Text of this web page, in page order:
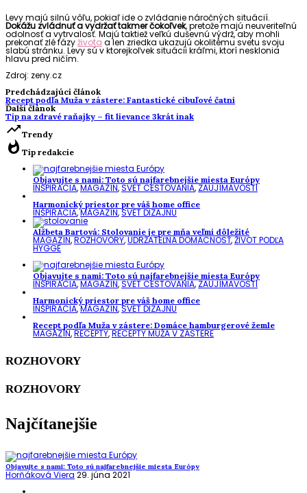
Levy majú silnú vôľu, pokiaľ ide o zvládanie náročných situácií.
Dokážu zvládnuť a vydržať takmer čokoľvek, pretože majú neuveriteľnú
odolnosť a vytrvalosť. Majú taktiež veľkú duševnú výdrž, aby mohli
prekonať zlé fázyživota a len zriedka ukazujú okolitému svetu svoju
slabú stránku. Levy sú v ktorejkoľvek situácii kráľmi, ktorí nesklonia
hlavu pred ničím.
Zdroj: zeny.cz
Predchádzajúci článok
Recept podľa Muža v zástere: Fantastické cibuľové čatní
Ďalší článok
Tip na zdravé raňajky – fit lievance 3krát inak
trending_upTrendy
whatshot Tip redakcie
Objavujte s nami: Toto sú najfarebnejšie miesta Európy
INŠPIRÁCIA,MAGAZÍN,SVET CESTOVANIA,ZAUJÍMAVOSTI
Harmonický priestor pre váš home office
INŠPIRÁCIA,MAGAZÍN,SVET DIZAJNU
Alžbeta Bartová: Stolovanie je pre mňa veľmi dôležité
MAGAZÍN,ROZHOVORY,UDRŽATEĽNÁ DOMÁCNOSŤ,ŽIVOT PODĽA
HYGGE
Objavujte s nami: Toto sú najfarebnejšie miesta Európy
INŠPIRÁCIA,MAGAZÍN,SVET CESTOVANIA,ZAUJÍMAVOSTI
Harmonický priestor pre váš home office
INŠPIRÁCIA,MAGAZÍN,SVET DIZAJNU
Recept podľa Muža v zástere: Domáce hamburgerové žemle
MAGAZÍN,RECEPTY,RECEPTY MUŽA V ZÁSTERE
ROZHOVORY
ROZHOVORY
Najčítanejšie
Objavujte s nami: Toto sú najfarebnejšie miesta Európy
Horňáková Viera 29. júna 2021